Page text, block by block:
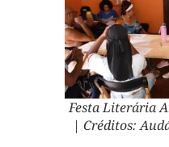
Festa Literária
| Créditos: